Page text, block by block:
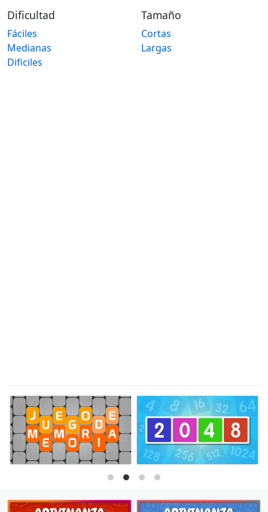
Dificultad
Fáciles
Medianas
Dificiles
Tamaño
Cortas
Largas